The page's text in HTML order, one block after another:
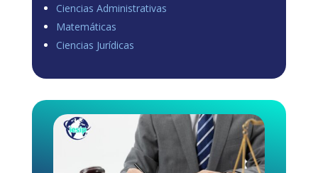
Load more
Ciencias Administrativas
Matemáticas
Ciencias Jurídicas